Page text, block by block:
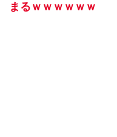
まるｗｗｗｗｗｗ